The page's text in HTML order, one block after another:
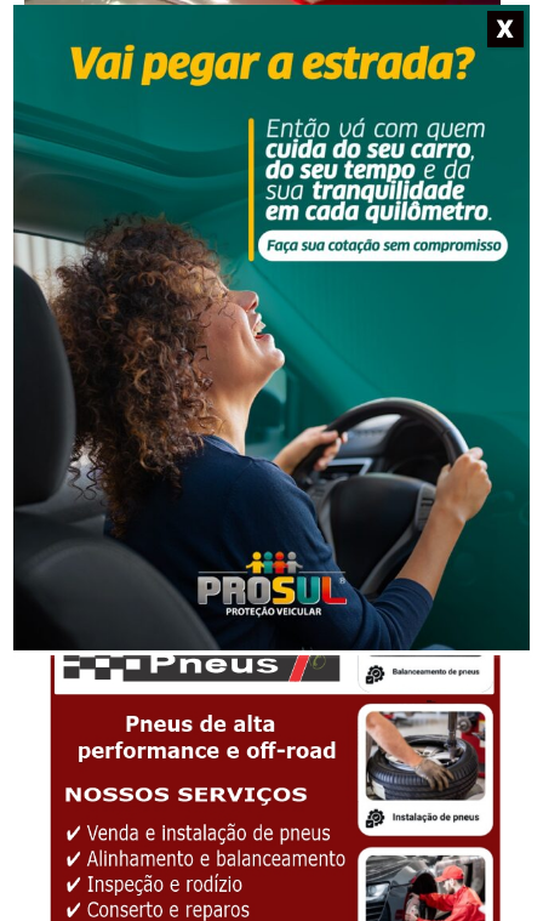
Golpe do falso advogado em Urussanga deixa vítima
com prejuízo de R$ 51 mil
Segurança
Homem que beijou criança de 11 anos à força agora
terá de indenizar vítima e familiar
X